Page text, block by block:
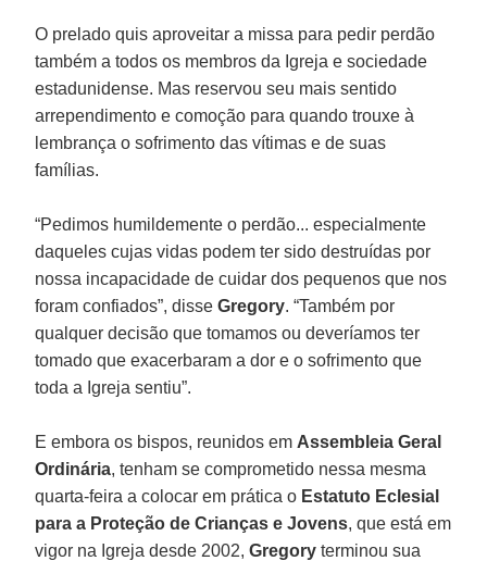
O prelado quis aproveitar a missa para pedir perdão
também a todos os membros da Igreja e sociedade
estadunidense. Mas reservou seu mais sentido
arrependimento e comoção para quando trouxe à
lembrança o sofrimento das vítimas e de suas
famílias.
“Pedimos humildemente o perdão... especialmente
daqueles cujas vidas podem ter sido destruídas por
nossa incapacidade de cuidar dos pequenos que nos
foram confiados”, disseGregory. “Também por
qualquer decisão que tomamos ou deveríamos ter
tomado que exacerbaram a dor e o sofrimento que
toda a Igreja sentiu”.
E embora os bispos, reunidos em Assembleia Geral
Ordinária, tenham se comprometido nessa mesma
quarta-feira a colocar em prática o Estatuto Eclesial
para a Proteção de Crianças e Jovens, que está em
vigor na Igreja desde 2002,Gregory terminou sua